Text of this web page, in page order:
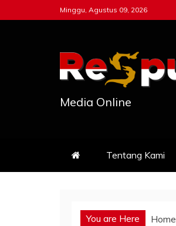
to
Minggu, Agustus 09, 2026
Media Online
Tentang Kami
You are Here Home